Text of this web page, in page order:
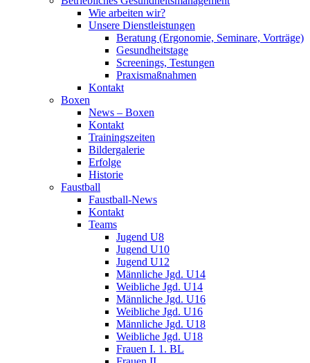
Wie arbeiten wir?
Unsere Dienstleistungen
Beratung (Ergonomie, Seminare, Vorträge)
Gesundheitstage
Screenings, Testungen
Praxismaßnahmen
Kontakt
Boxen
News – Boxen
Kontakt
Trainingszeiten
Bildergalerie
Erfolge
Historie
Faustball
Faustball-News
Kontakt
Teams
Jugend U8
Jugend U10
Jugend U12
Männliche Jgd. U14
Weibliche Jgd. U14
Männliche Jgd. U16
Weibliche Jgd. U16
Männliche Jgd. U18
Weibliche Jgd. U18
Frauen I. 1. BL